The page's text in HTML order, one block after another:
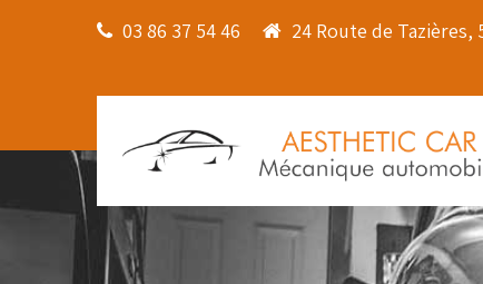
03 86 37 54 46 24 Route de Tazières,